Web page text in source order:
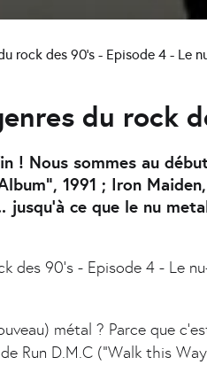
rock des 90's - Episode 4 - Le
du rock
! Nous sommes au
1991 ; Iron
jusqu'à ce que le nu
métal ? Parce que
Run D.M.C ("Walk this